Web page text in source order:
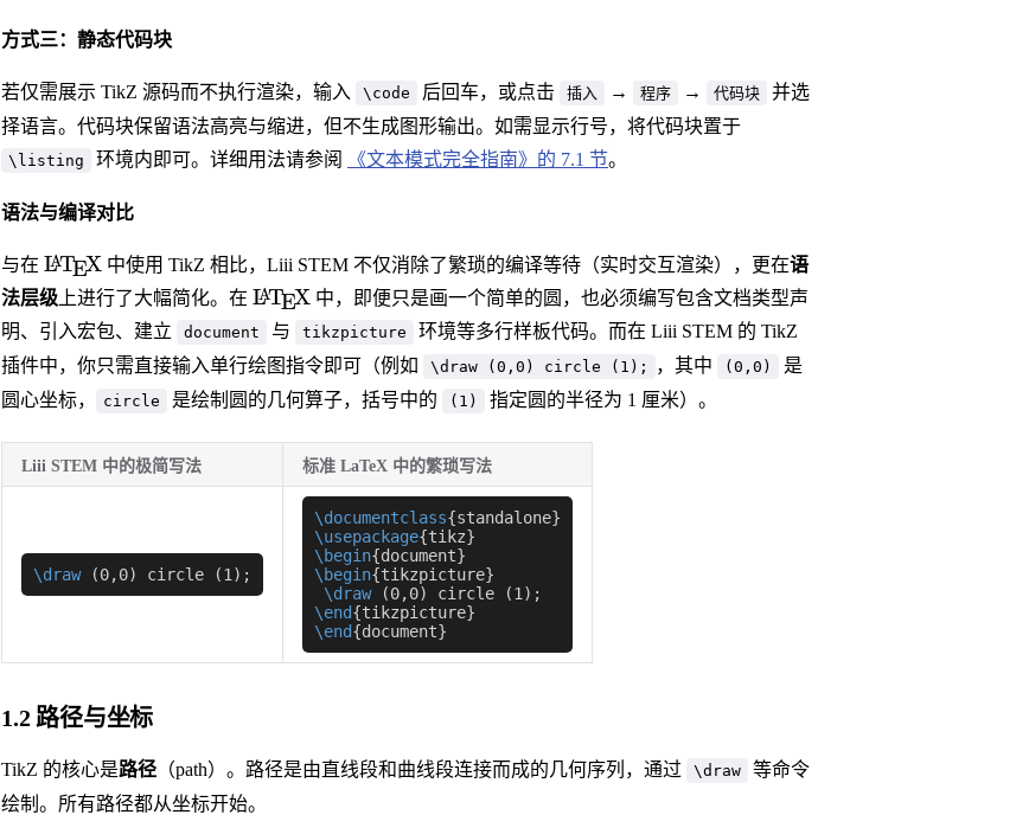
方式三：静态代码块
若仅需展示 TikZ 源码而不执行渲染，输入 \code 后回车，或点击 插入 → 程序 → 代码块
并选
择语言。代码块保留语法高亮与缩进，但不生成图形输出。如需显示行号，将代码块置于
\listing 环境内即可。详细用法请参阅 《文本模式完全指南》的 7.1 节。
语法与编译对比
与在 \LaTeX
LATEX 中使用 TikZ 相比，Liii STEM 不仅消除了繁琐的编译等待（实时交互渲染），更在语
法层级 上进行了大幅简化。在 \LaTeX
LATEX 中，即便只是画一个简单的圆，也必须编写包含文档类型声
明、引入宏包、建立
document 与 tikzpicture
环境等多行样板代码。而在 Liii STEM 的 TikZ
插件中，你只需直接输入单行绘图指令即可（例如
\draw (0,0) circle (1); ，其中 (0,0)
是
圆心坐标，
circle 是绘制圆的几何算子，括号中的 (1) 指定圆的半径为 1 厘米）。
Liii STEM 中的极简写法 标准 LaTeX 中的繁琐写法
\draw (0,0) circle (1);
\documentclass{standalone}
\usepackage{tikz}
\begin{document}
\begin{tikzpicture}
\draw (0,0) circle (1);
\end{tikzpicture}
\end{document}
1.2 路径与坐标
TikZ 的核心是路径 （path）。路径是由直线段和曲线段连接而成的几何序列，通过 \draw
等命令
绘制。所有路径都从坐标开始。